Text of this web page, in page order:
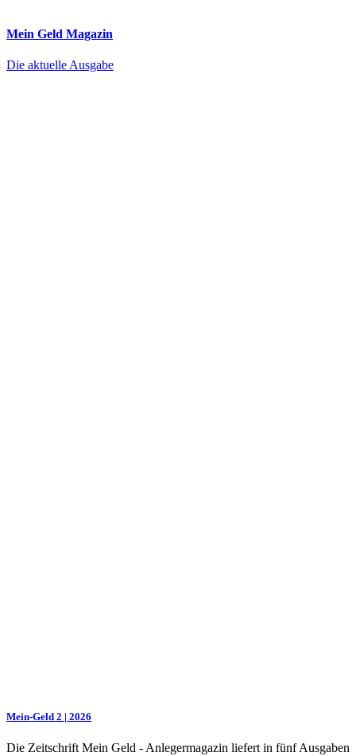
Mein Geld Magazin
Die aktuelle Ausgabe
Mein-Geld 2 | 2026
Die Zeitschrift Mein Geld - Anlegermagazin liefert in fünf Ausgaben